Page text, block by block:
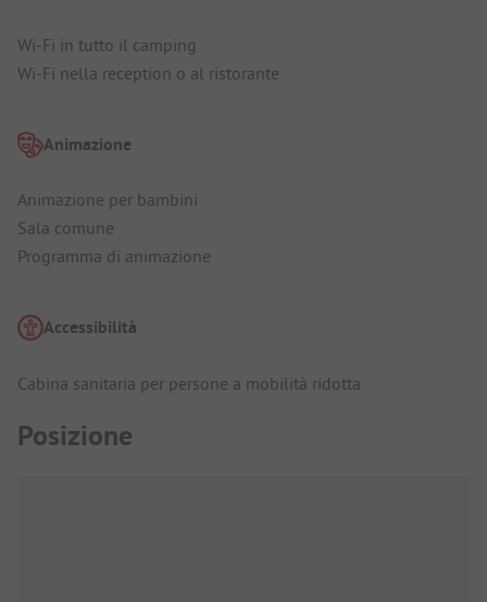
Wi-Fi in tutto il camping
Wi-Fi nella reception o al ristorante
Animazione
Animazione per bambini
Sala comune
Programma di animazione
Accessibilità
Cabina sanitaria per persone a mobilità ridotta
Posizione